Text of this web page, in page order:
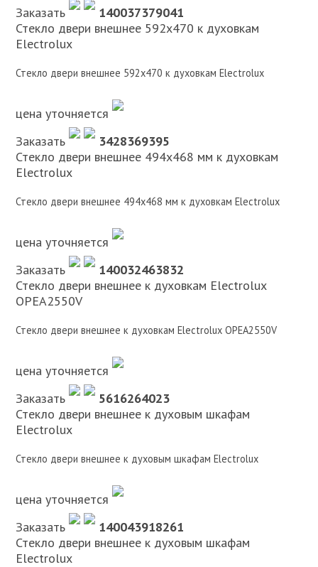
Заказать
140037379041
Стекло двери внешнее 592х470 к духовкам
Electrolux
Стекло двери внешнее 592х470 к духовкам Electrolux
цена уточняется
Заказать
3428369395
Стекло двери внешнее 494х468 мм к духовкам
Electrolux
Стекло двери внешнее 494х468 мм к духовкам Electrolux
цена уточняется
Заказать
140032463832
Стекло двери внешнее к духовкам Electrolux
OPEA2550V
Стекло двери внешнее к духовкам Electrolux OPEA2550V
цена уточняется
Заказать
5616264023
Стекло двери внешнее к духовым шкафам
Electrolux
Стекло двери внешнее к духовым шкафам Electrolux
цена уточняется
Заказать
140043918261
Стекло двери внешнее к духовым шкафам
Electrolux